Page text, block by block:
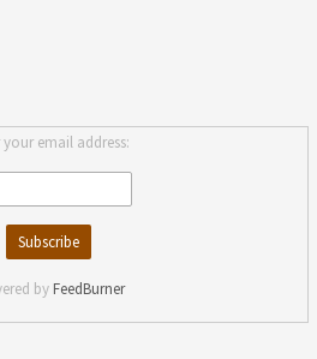
your email address:
by FeedBurner